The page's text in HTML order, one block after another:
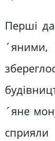
Перші
´яне